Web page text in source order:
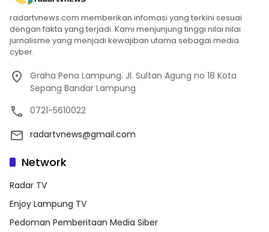
radartvnews.com memberikan infomasi yang terkini sesuai
dengan fakta yang terjadi. Kami menjunjung tinggi nilai nilai
jurnalisme yang menjadi kewajiban utama sebagai media
cyber.
Graha Pena Lampung. Jl. Sultan Agung no 18 Kota
Sepang Bandar Lampung
0721-5610022
radartvnews@gmail.com
Network
Radar TV
Enjoy Lampung TV
Pedoman Pemberitaan Media Siber